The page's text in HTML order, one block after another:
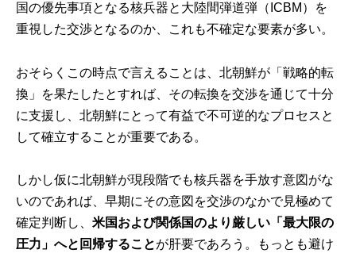
国の優先事項となる核兵器と大陸間弾道弾（ICBM）を
重視した交渉となるのか、これも不確定な要素が多い。
おそらくこの時点で言えることは、北朝鮮が「戦略的転
換」を果たしたとすれば、その転換を交渉を通じて十分
に支援し、北朝鮮にとって有益で不可逆的なプロセスと
して確立することが重要である。
しかし仮に北朝鮮が現段階でも核兵器を手放す意図がな
いのであれば、早期にその意図を交渉のなかで見極めて
確定判断し、米国および関係国のより厳しい「最大限の
圧力」へと回帰することが肝要であろう。もっとも避け